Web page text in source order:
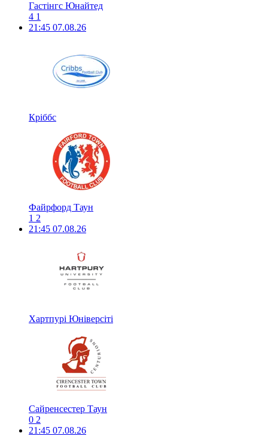
Гастінгс Юнайтед
4 1
21:45 07.08.26
Кріббс
Файрфорд Таун
1 2
21:45 07.08.26
Хартпурі Юніверсіті
Сайренсестер Таун
0 2
21:45 07.08.26